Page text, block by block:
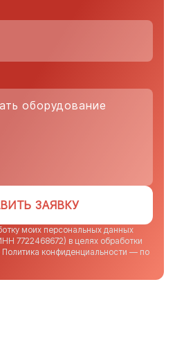
ЗАЯВКУ
моих персональных данных
7722468672) в целях обработки
Политика конфиденциальности — по